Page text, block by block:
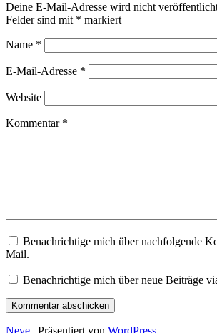
Deine E-Mail-Adresse wird nicht
Felder sind mit * markiert
Name *
E-Mail-Adresse *
Website
Kommentar *
Benachrichtige mich über nachfolgende
Mail.
Benachrichtige mich über neue Beiträge
Neve | Präsentiert von WordPress